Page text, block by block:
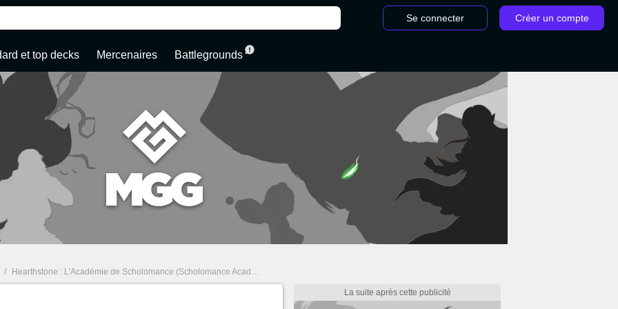
Se connecter Créer un compte
et top decks Mercenaires Battlegrounds
/ Hearthstone : L'Académie de Scholomance (Scholomance Academy)